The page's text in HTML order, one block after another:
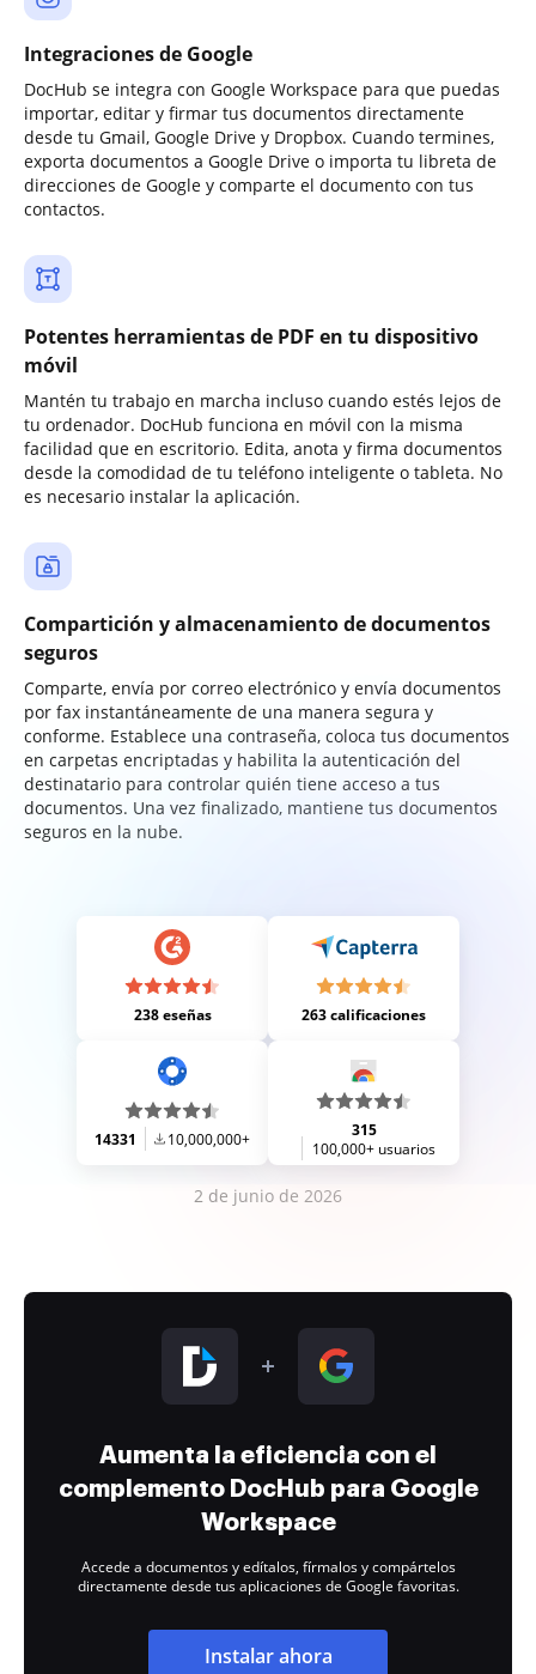
Integraciones de Google
DocHub se integra con Google Workspace para que puedas
importar, editar y firmar tus documentos directamente
desde tu Gmail, Google Drive y Dropbox. Cuando termines,
exporta documentos a Google Drive o importa tu libreta de
direcciones de Google y comparte el documento con tus
contactos.
Potentes herramientas de PDF en tu dispositivo
móvil
Mantén tu trabajo en marcha incluso cuando estés lejos de
tu ordenador. DocHub funciona en móvil con la misma
facilidad que en escritorio. Edita, anota y firma documentos
desde la comodidad de tu teléfono inteligente o tableta. No
es necesario instalar la aplicación.
Compartición y almacenamiento de documentos
seguros
Comparte, envía por correo electrónico y envía documentos
por fax instantáneamente de una manera segura y
conforme. Establece una contraseña, coloca tus documentos
en carpetas encriptadas y habilita la autenticación del
destinatario para controlar quién tiene acceso a tus
documentos. Una vez finalizado, mantiene tus documentos
seguros en la nube.
238 eseñas 263 calificaciones
14331 10,000,000+
315
100,000+ usuarios
2 de junio de 2026
Aumenta la eficiencia con el
complemento DocHub para Google
Workspace
Accede a documentos y edítalos, fírmalos y compártelos
directamente desde tus aplicaciones de Google favoritas.
Instalar ahora